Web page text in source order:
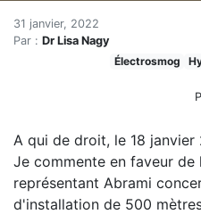
Accueil
Articles
Électrosmog
Témoignage d'un
Témoignage
31 janvier, 2022
Par : Dr Lisa Nagy
Électrosmog
A qui de droit, le 18 janvier
Je commente en faveur de
représentant Abrami
d'installation de 500